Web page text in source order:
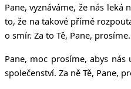
Pane, vyznáváme, že nás
to, že na takové přímé
o smír. Za to Tě, Pane, prosíme.
Pane, moc prosíme, abys
společenství. Za ně Tě, Pane,